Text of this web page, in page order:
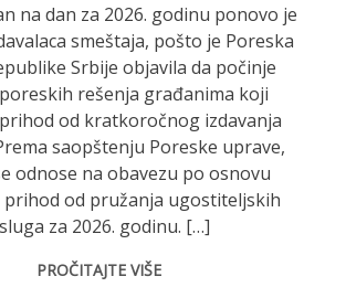
na dan za 2026. godinu ponovo je
smeštaja, pošto je Poreska
Srbije objavila da počinje
rešenja građanima koji
od kratkoročnog izdavanja
saopštenju Poreske uprave,
odnose na obavezu po osnovu
prihod od pružanja ugostiteljskih
za 2026. godinu. […]
PROČITAJTE VIŠE